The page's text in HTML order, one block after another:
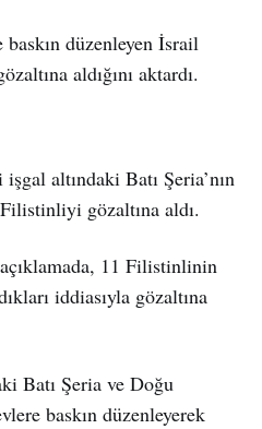
düzenleyen İsrail
aldığını aktardı.
altındaki Batı Şeria’nın
gözaltına aldı.
11 Filistinlinin
iddiasıyla gözaltına
Batı Şeria ve Doğu
baskın düzenleyerek